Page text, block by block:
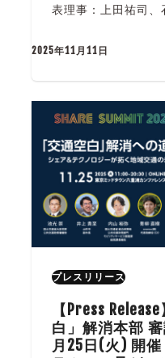
表理事：上田祐司
2025年11月11日
プレスリリース
【Press
白」解消本部
月25日(火) 開